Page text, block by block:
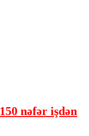
150 nəfər işdən